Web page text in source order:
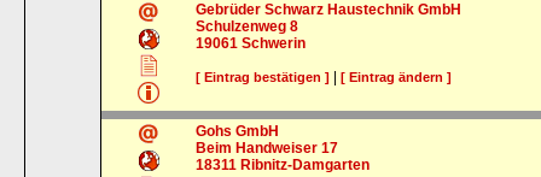
Gebrüder Schwarz Haustechnik GmbH
Schulzenweg 8
19061 Schwerin
[ Eintrag bestätigen ] |[ Eintrag ändern ]
Gohs GmbH
Beim Handweiser 17
18311 Ribnitz-Damgarten